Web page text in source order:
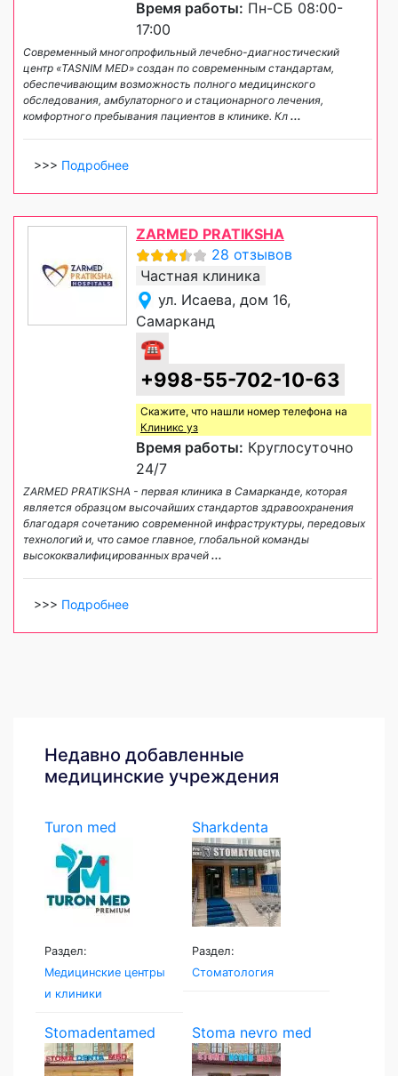
Время работы: Пн-СБ 08:00-
17:00
Современный многопрофильный лечебно-диагностический
центр «TASNIM MED» создан по современным стандартам,
обеспечивающим возможность полного медицинского
обследования, амбулаторного и стационарного лечения,
комфортного пребывания пациентов в клинике. Кл ...
>>> Подробнее
ZARMED PRATIKSHA
28 отзывов
Частная клиника
ул. Исаева, дом 16,
Самарканд
☎
+998-55-702-10-63
Скажите, что нашли номер телефона на
Клиникс уз
Время работы: Круглосуточно
24/7
ZARMED PRATIKSHA - первая клиника в Самарканде, которая
является образцом высочайших стандартов здравоохранения
благодаря сочетанию современной инфраструктуры, передовых
технологий и, что самое главное, глобальной команды
высококвалифицированных врачей ...
>>> Подробнее
Недавно добавленные
медицинские учреждения
Turon med
Раздел:
Медицинские центры
и клиники
Sharkdenta
Раздел:
Стоматология
Stomadentamed Stoma nevro med